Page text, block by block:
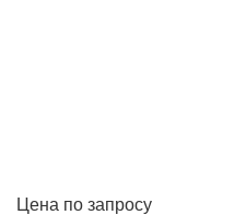
Цена по запросу